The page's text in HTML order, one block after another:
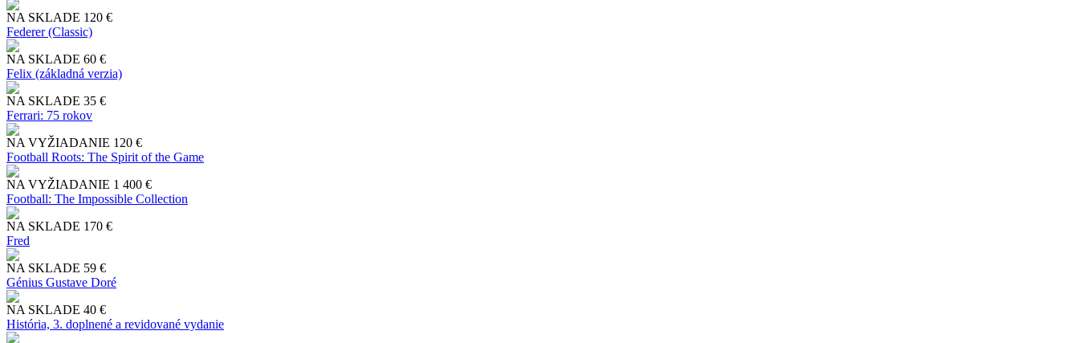
NA SKLADE 120 €
Federer (Classic)
NA SKLADE 60 €
Felix (základná verzia)
NA SKLADE 35 €
Ferrari: 75 rokov
NA VYŽIADANIE 120 €
Football Roots: The Spirit of the Game
NA VYŽIADANIE 1 400 €
Football: The Impossible Collection
NA SKLADE 170 €
Fred
NA SKLADE 59 €
Génius Gustave Doré
NA SKLADE 40 €
História, 3. doplnené a revidované vydanie